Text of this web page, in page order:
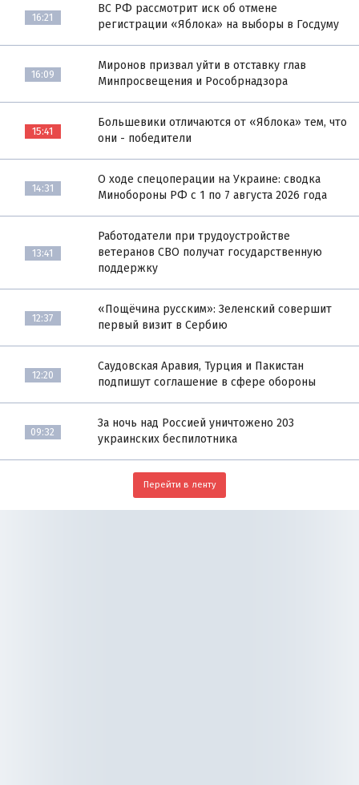
16:21
ВС РФ рассмотрит иск об отмене
регистрации «Яблока» на выборы в Госдуму
16:09
Миронов призвал уйти в отставку глав
Минпросвещения и Рособрнадзора
15:41
Большевики отличаются от «Яблока» тем, что
они - победители
14:31
О ходе спецоперации на Украине: сводка
Минобороны РФ с 1 по 7 августа 2026 года
13:41
Работодатели при трудоустройстве
ветеранов СВО получат государственную
поддержку
12:37
«Пощёчина русским»: Зеленский совершит
первый визит в Сербию
12:20
Саудовская Аравия, Турция и Пакистан
подпишут соглашение в сфере обороны
09:32
За ночь над Россией уничтожено 203
украинских беспилотника
Перейти в ленту